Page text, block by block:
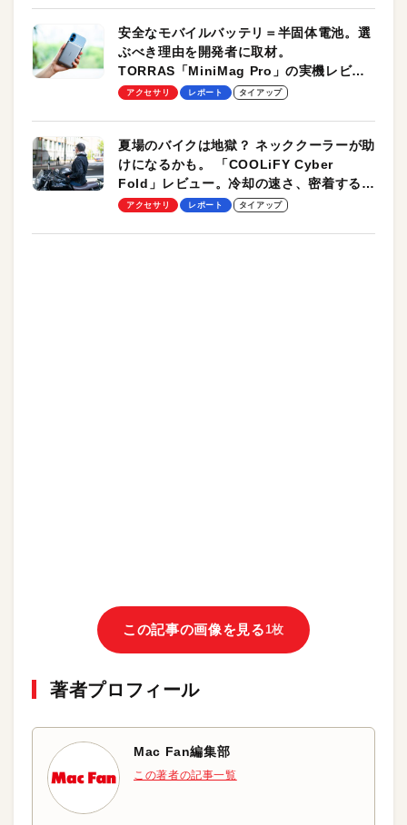
安全なモバイルバッテリ＝半固体電池。選
ぶべき理由を開発者に取材。
TORRAS「MiniMag Pro」の実機レビュ
ーも
アクセサリ レポート タイアップ
夏場のバイクは地獄？ ネッククーラーが助
けになるかも。 「COOLiFY Cyber
Fold」レビュー。冷却の速さ、密着する冷
却プレート、シンプルな操作性がグッド！
アクセサリ レポート タイアップ
この記事の画像を見る1枚
著者プロフィール
Mac Fan編集部
この著者の記事一覧